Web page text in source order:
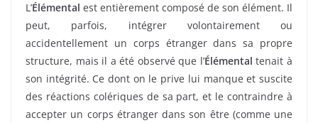
L’Élémental est entièrement composé de son élément. Il
peut, parfois, intégrer volontairement ou
accidentellement un corps étranger dans sa propre
structure, mais il a été observé que l’Élémental tenait à
son intégrité. Ce dont on le prive lui manque et suscite
des réactions colériques de sa part, et le contraindre à
accepter un corps étranger dans son être (comme une